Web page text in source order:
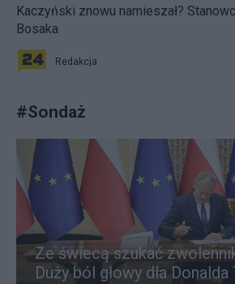
Kaczyński znowu namieszał?
Bosaka
Redakcja
#Sondaż
Ze świecą szukać
Duży ból głowy dla Donalda